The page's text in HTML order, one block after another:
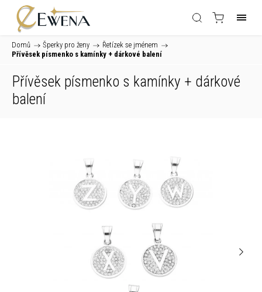
Domů / Šperky pro ženy / Řetízek se jménem /
Přívěsek písmenko s kamínky + dárkové balení
Přívěsek písmenko s kamínky + dárkové
balení